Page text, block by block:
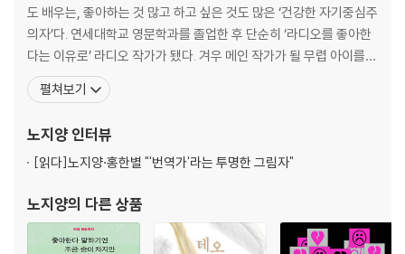
CHAPTER 5 ― 내가 편안해야 다른 사람도 편안하다
당당하고 솔직하게 말하기
주도적인 삶을 위한 경계선 정하기
용기 내어 경계선 알리기
내면의 평화를 지키고 되찾기
마음 안정 키트 만들기
CHAPTER 7 ― 어울리기 버거운 사람들이 있다
지나치게 외향적인 사람들
도 배우는, 좋아하는 것 많고 하고 싶은 것도 많은 ‘건강한 자기중심주
의자’다. 연세대학교 영문학과를 졸업한 후 단순히 ‘라디오를 좋아한
다는 이유로’ 라디오 작가가 됐다. 겨우 메인 작가가 될 무렵 아이를
가지면서 방송 일을 그만두게 되었다. 이후 번역을 시작해 10년이 넘
어가면서 점차 인정받는 번역가가 되었지만, 마음 한편에는 늘 자신
에 관한 단상들을 쓴 책 『먹고사는 게 전부가
펼쳐보기
노지양 인터뷰
[읽다]노지양·홍한별 "'번역가'라는 투명한 그림자"
노지양의 다른 상품